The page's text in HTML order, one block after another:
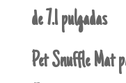
de 7.1 pulgadas
Pet Snuffle Mat